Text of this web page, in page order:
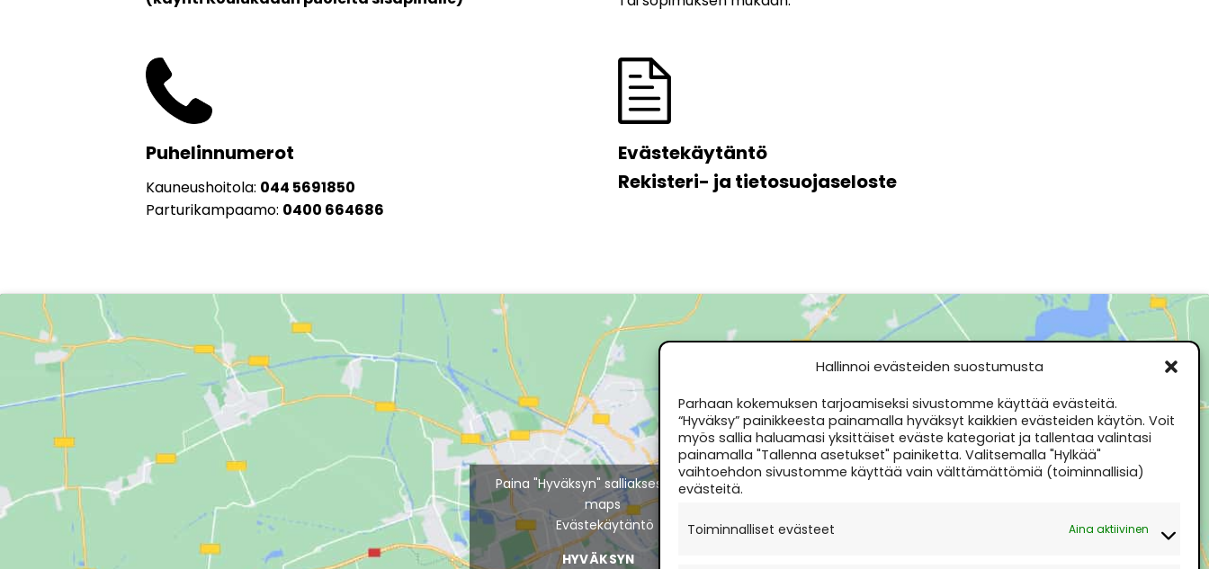
Hallinnoi evästeiden suostumusta
Parhaan kokemuksen tarjoamiseksi sivustomme käyttää evästeitä.
“Hyväksy” painikkeesta painamalla hyväksyt kaikkien evästeiden käytön. Voit
myös sallia haluamasi yksittäiset eväste kategoriat ja tallentaa valintasi
painamalla "Tallenna asetukset" painiketta. Valitsemalla "Hylkää"
vaihtoehdon sivustomme käyttää vain välttämättömiä (toiminnallisia)
evästeitä.
Toiminnalliset evästeet Aina aktiivinen
Puhelinnumerot
Kauneushoitola: 044 5691850
Parturikampaamo: 0400 664686
Evästekäytäntö
Rekisteri- ja tietosuojaseloste
Paina "Hyväksyn" salliaksesi Google
maps
Evästekäytäntö
HYVÄKSYN